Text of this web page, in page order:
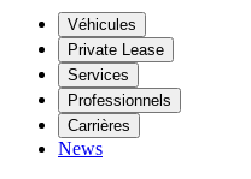
Véhicules
Private Lease
Services
Professionnels
Carrières
News